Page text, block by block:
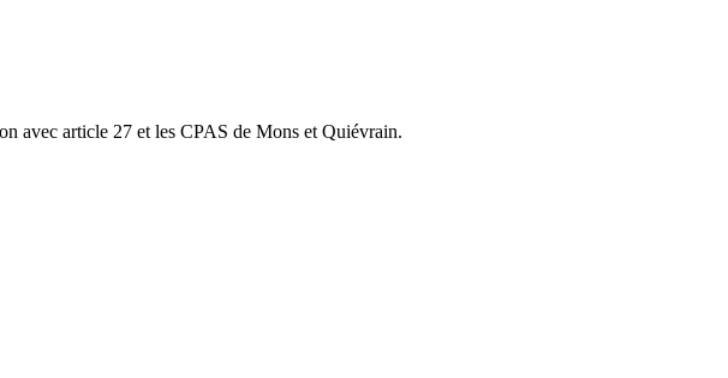
avec article 27 et les CPAS de Mons et Quiévrain.